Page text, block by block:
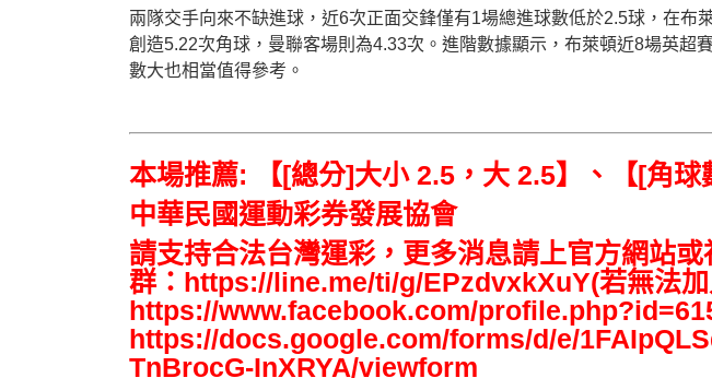
兩隊交手向來不缺進球，近6次正面交鋒僅有1場總進球數低於2.5球，在
創造5.22次角球，曼聯客場則為4.33次。進階數據顯示，布萊頓近8場英
數大也相當值得參考。
本場推薦: 【[總分]大小 2.5，大 2.5】、【[角球
中華民國運動彩券發展協會
請支持合法台灣運彩，更多消息請上官方網站
群：https://line.me/ti/g/EPzdvxkXuY(若無法加
https://www.facebook.com/
https://docs.google.com/forms/d/e/
TnBrocG-InXRYA/viewform